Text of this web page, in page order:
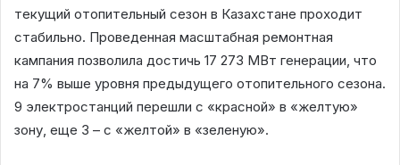
текущий отопительный сезон в Казахстане проходит
стабильно. Проведенная масштабная ремонтная
кампания позволила достичь 17 273 МВт генерации, что
на 7% выше уровня предыдущего отопительного сезона.
9 электростанций перешли с «красной» в «желтую»
зону, еще 3 – с «желтой» в «зеленую».